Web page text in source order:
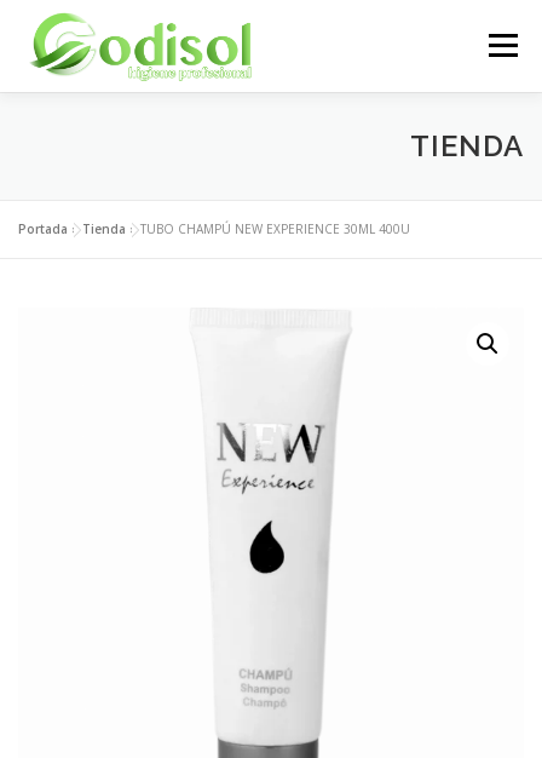
contenido
Menú
ÁREA CLIENTES CONTACTO
TIENDA
Portada »Tienda »TUBO CHAMPÚ NEW EXPERIENCE 30ML 400U